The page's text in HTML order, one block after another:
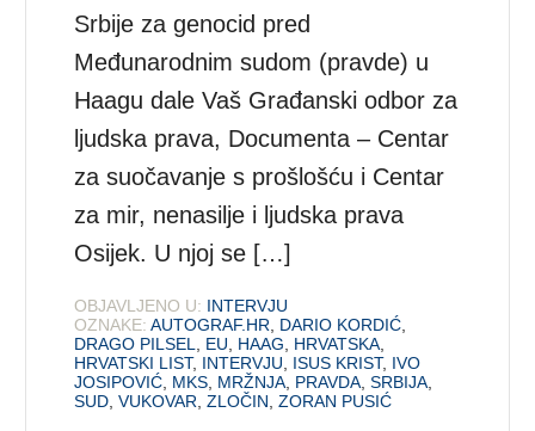
Srbije za genocid pred
Međunarodnim sudom (pravde) u
Haagu dale Vaš Građanski odbor za
ljudska prava, Documenta – Centar
za suočavanje s prošlošću i Centar
za mir, nenasilje i ljudska prava
Osijek. U njoj se […]
OBJAVLJENO U: INTERVJU
OZNAKE: AUTOGRAF.HR DARIO KORDIĆ
DRAGO PILSEL
EU HAAG HRVATSKA
HRVATSKI LIST, INTERVJU ISUS KRIST, IVO
JOSIPOVIĆ MKS MRŽNJA PRAVDA ,SRBIJA
SUD ,VUKOVAR ,ZLOČIN ,ZORAN PUSIĆ